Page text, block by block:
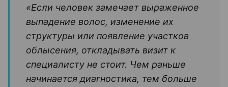
«Если человек замечает выраженное
выпадение волос, изменение их
структуры или появление участков
облысения, откладывать визит к
специалисту не стоит. Чем раньше
начинается диагностика, тем больше